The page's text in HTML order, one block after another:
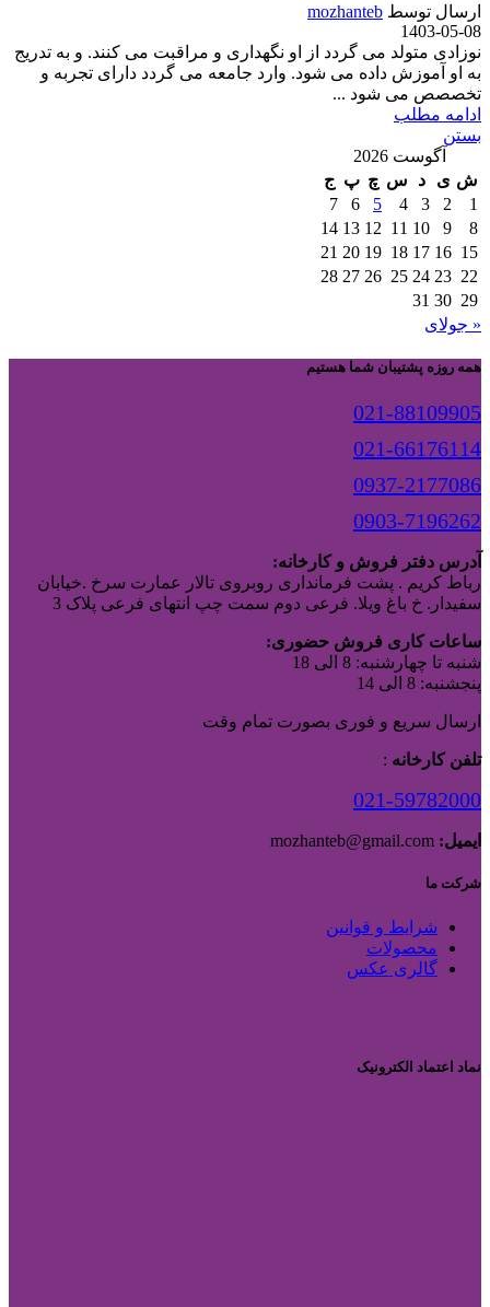
ارسال توسط mozhanteb
1403-05-08
نوزادی متولد می گردد از او نگهداری و مراقبت می کنند. و به تدریج
به او آموزش داده می شود. وارد جامعه می گردد دارای تجربه و
تخصصص می شود ...
ادامه مطلب
بستن
آگوست 2026
ش ی د س چ پ ج
1
2
3
4
5
6
7
8
9
10
11
12
13
14
15
16
17
18
19
20
21
22
23
24
25
26
27
28
29
30
31
« جولای
همه روزه پشتیبان شما هستیم
021-88109905
021-66176114
0937-2177086
0903-7196262
آدرس دفتر فروش و کارخانه:
رباط کریم . پشت فرمانداری روبروی تالار عمارت سرخ .خیابان
سفیدار. خ باغ ویلا. فرعی دوم سمت چپ انتهای فرعی پلاک 3
ساعات کاری فروش حضوری:
شنبه تا چهارشنبه: 8 الی 18
پنجشنبه: 8 الی 14
ارسال سریع و فوری بصورت تمام وقت
تلفن کارخانه :
021-59782000
ایمیل:
شرکت ما
شرایط و قوانین
محصولات
گالری عکس
نماد اعتماد الکترونیک